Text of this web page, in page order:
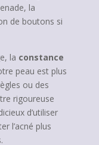
la
de boutons si
la constance
peau est plus
ou des
rigoureuse
d’utiliser
l’acné plus